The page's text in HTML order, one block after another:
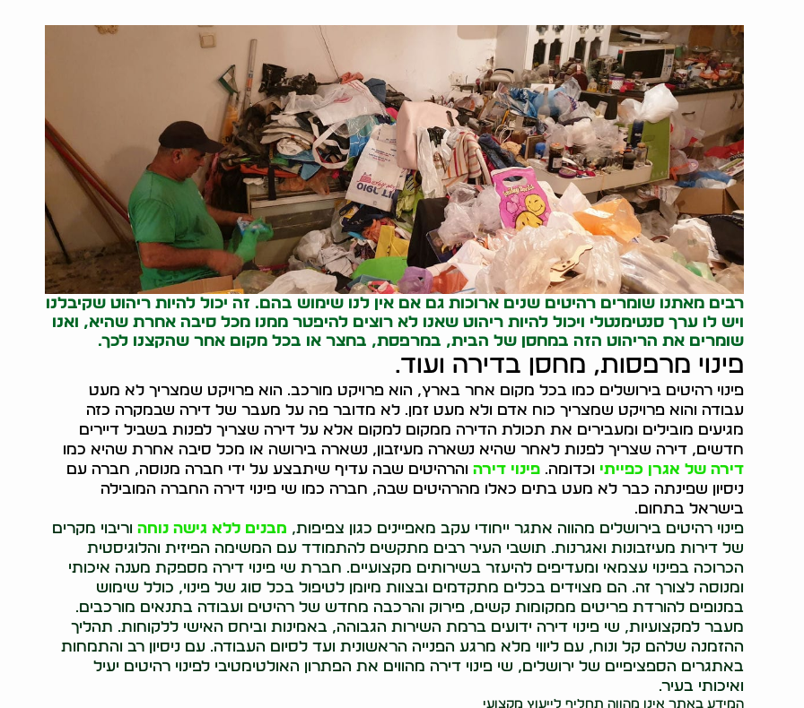
רבים מאתנו שומרים רהיטים שנים ארוכות גם אם אין לנו שימוש בהם. זה יכול להיות ריהוט שקיבלנו
ויש לו ערך סנטימנטלי ויכול להיות ריהוט שאנו לא רוצים להיפטר ממנו מכל סיבה אחרת שהיא, ואנו
שומרים את הריהוט הזה במחסן של הבית, במרפסת, בחצר או בכל מקום אחר שהקצנו לכך.
פינוי מרפסות, מחסן בדירה ועוד.
פינוי רהיטים בירושלים כמו בכל מקום אחר בארץ, הוא פרויקט מורכב. הוא פרויקט שמצריך לא מעט
עבודה והוא פרויקט שמצריך כוח אדם ולא מעט זמן. לא מדובר פה על מעבר של דירה שבמקרה כזה
מגיעים מובילים ומעבירים את תכולת הדירה ממקום למקום אלא על דירה שצריך לפנות בשביל דיירים
חדשים, דירה שצריך לפנות לאחר שהיא נשארה מעיזבון, נשארה בירושה או מכל סיבה אחרת שהיא כמו
דירה של אגרן כפייתי וכדומה.פינוי דירה והרהיטים שבה עדיף שיתבצע על ידי חברה מנוסה, חברה עם
ניסיון שפינתה כבר לא מעט בתים כאלו מהרהיטים שבה, חברה כמו שי פינוי דירה החברה המובילה
בישראל בתחום.
פינוי רהיטים בירושלים מהווה אתגר ייחודי עקב מאפיינים כגון צפיפות, מבנים ללא גישה נוחה וריבוי מקרים
של דירות מעיזבונות ואגרנות. תושבי העיר רבים מתקשים להתמודד עם המשימה הפיזית והלוגיסטית
הכרוכה בפינוי עצמאי ומעדיפים להיעזר בשירותים מקצועיים. חברת שי פינוי דירה מספקת מענה איכותי
ומנוסה לצורך זה. הם מצוידים בכלים מתקדמים ובצוות מיומן לטיפול בכל סוג של פינוי, כולל שימוש
במנופים להורדת פריטים ממקומות קשים, פירוק והרכבה מחדש של רהיטים ועבודה בתנאים מורכבים.
מעבר למקצועיות, שי פינוי דירה ידועים ברמת השירות הגבוהה, באמינות וביחס האישי ללקוחות. תהליך
ההזמנה שלהם קל ונוח, עם ליווי מלא מרגע הפנייה הראשונית ועד לסיום העבודה. עם ניסיון רב והתמחות
באתגרים הספציפיים של ירושלים, שי פינוי דירה מהווים את הפתרון האולטימטיבי לפינוי רהיטים יעיל
ואיכותי בעיר.
המידע באתר אינו מהווה תחליף לייעוץ מקצועי